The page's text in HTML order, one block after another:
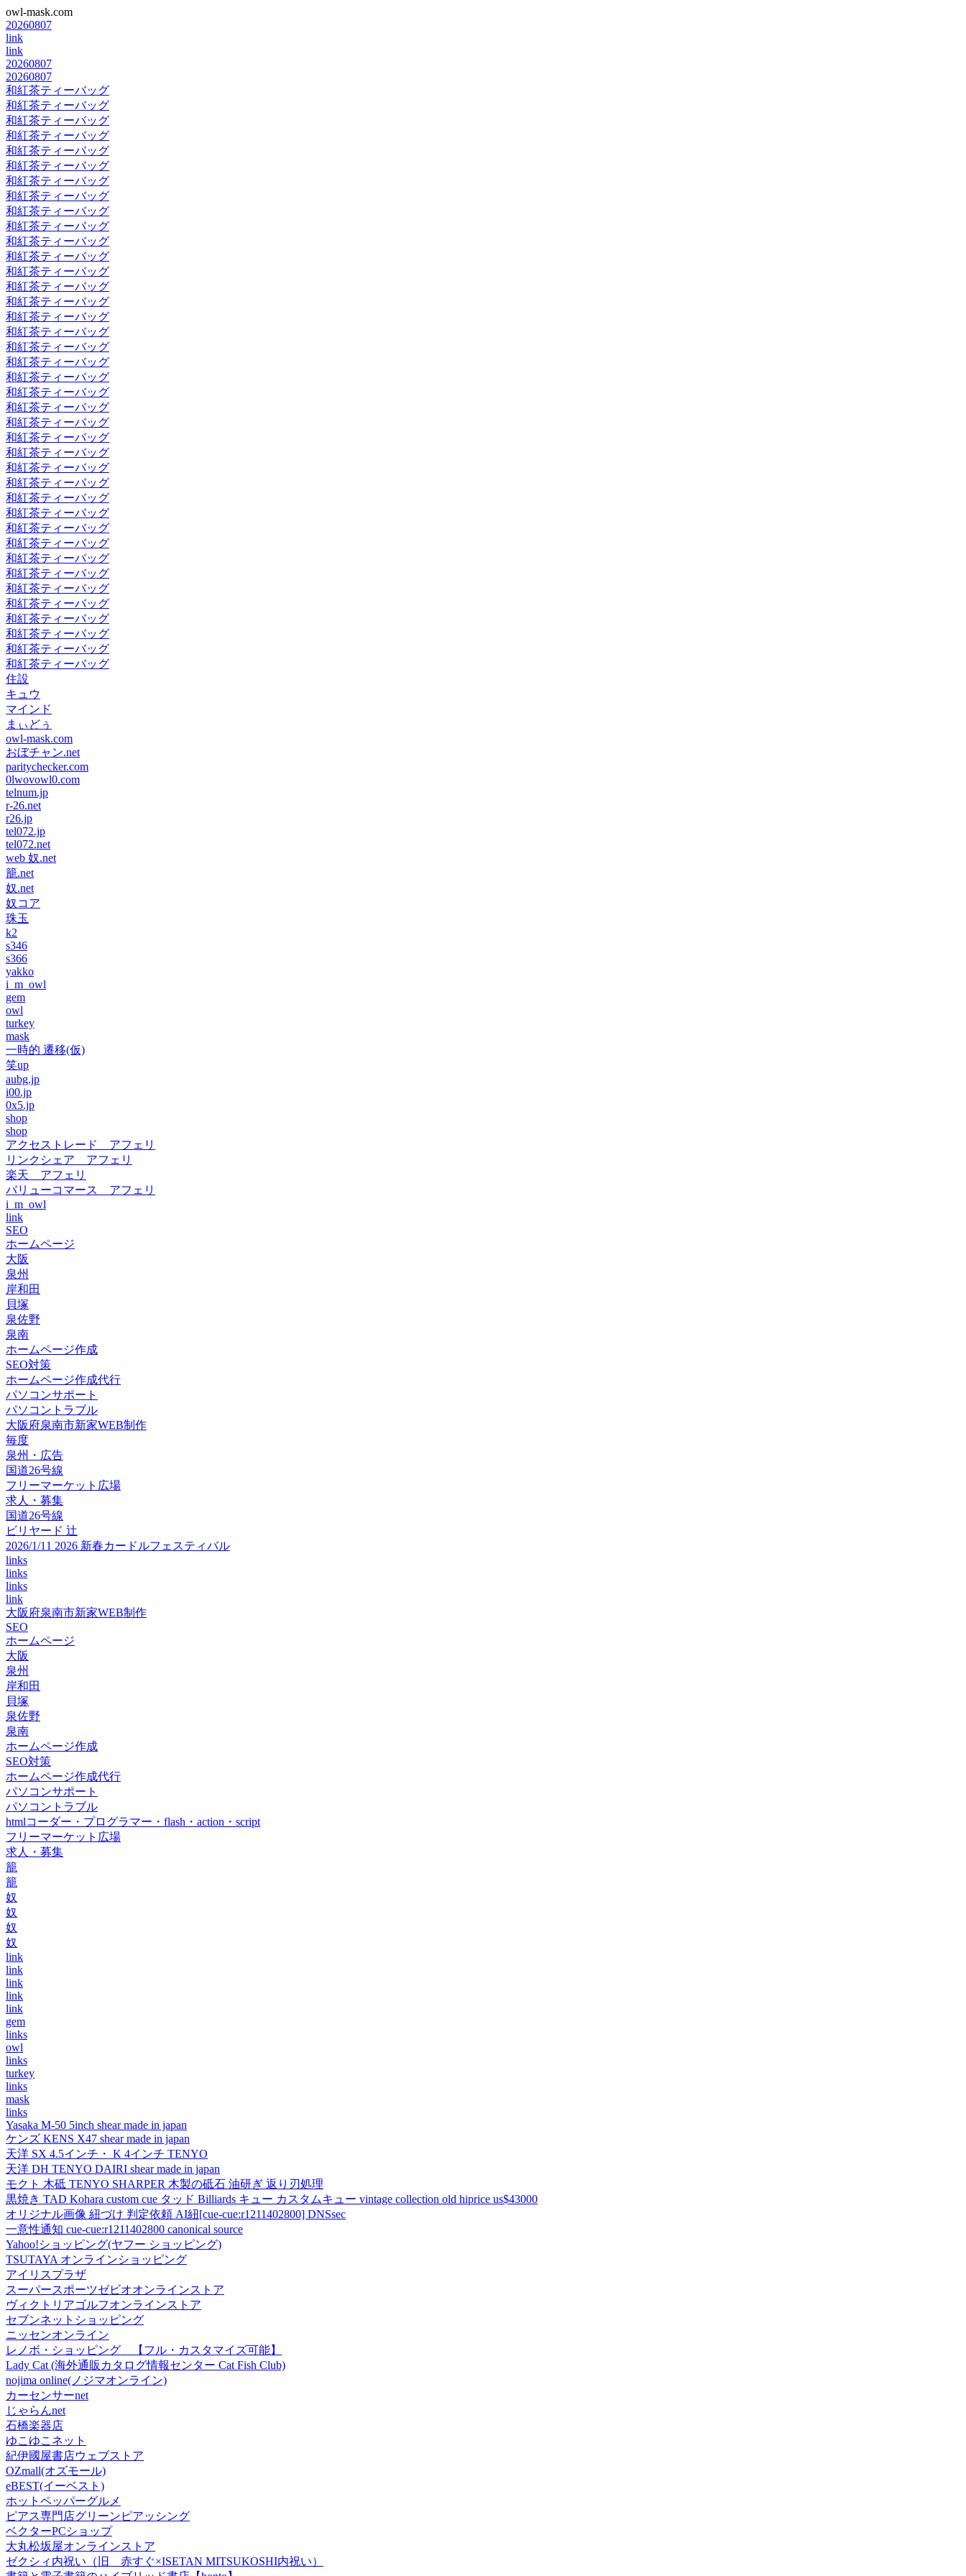
owl-mask.com
20260807
link
link
20260807
20260807
和紅茶ティーバッグ
和紅茶ティーバッグ
和紅茶ティーバッグ
和紅茶ティーバッグ
和紅茶ティーバッグ
和紅茶ティーバッグ
和紅茶ティーバッグ
和紅茶ティーバッグ
和紅茶ティーバッグ
和紅茶ティーバッグ
和紅茶ティーバッグ
和紅茶ティーバッグ
和紅茶ティーバッグ
和紅茶ティーバッグ
和紅茶ティーバッグ
和紅茶ティーバッグ
和紅茶ティーバッグ
和紅茶ティーバッグ
和紅茶ティーバッグ
和紅茶ティーバッグ
和紅茶ティーバッグ
和紅茶ティーバッグ
和紅茶ティーバッグ
和紅茶ティーバッグ
和紅茶ティーバッグ
和紅茶ティーバッグ
和紅茶ティーバッグ
和紅茶ティーバッグ
和紅茶ティーバッグ
和紅茶ティーバッグ
和紅茶ティーバッグ
和紅茶ティーバッグ
和紅茶ティーバッグ
和紅茶ティーバッグ
和紅茶ティーバッグ
和紅茶ティーバッグ
和紅茶ティーバッグ
和紅茶ティーバッグ
和紅茶ティーバッグ
住設
キュウ
マインド
まぃどぅ
owl-mask.com
おぼチャン.net
paritychecker.com
0lwovowl0.com
telnum.jp
r-26.net
r26.jp
tel072.jp
tel072.net
web 奴.net
籠.net
奴.net
奴コア
珠玉
k2
s346
s366
yakko
i_m_owl
gem
owl
turkey
mask
一時的 遷移(仮)
笑up
aubg.jp
i00.jp
0x5.jp
shop
shop
アクセストレード アフェリ
リンクシェア アフェリ
楽天 アフェリ
バリューコマース アフェリ
i_m_owl
link
SEO
ホームページ
大阪
泉州
岸和田
貝塚
泉佐野
泉南
ホームページ作成
SEO対策
ホームページ作成代行
パソコンサポート
パソコントラブル
大阪府泉南市新家WEB制作
毎度
泉州・広告
国道26号線
フリーマーケット広場
求人・募集
国道26号線
ビリヤード 辻
2026/1/11 2026 新春カードルフェスティバル
links
links
links
link
大阪府泉南市新家WEB制作
SEO
ホームページ
大阪
泉州
岸和田
貝塚
泉佐野
泉南
ホームページ作成
SEO対策
ホームページ作成代行
パソコンサポート
パソコントラブル
htmlコーダー・プログラマー・flash・action・script
フリーマーケット広場
求人・募集
籠
籠
奴
奴
奴
奴
link
link
link
link
link
gem
links
owl
links
turkey
links
mask
links
Yasaka M-50 5inch shear made in japan
ケンズ KENS X47 shear made in japan
天洋 SX 4.5インチ・ K 4インチ TENYO
天洋 DH TENYO DAIRI shear made in japan
モクト 木砥 TENYO SHARPER 木製の砥石 油研ぎ 返り刃処理
黒焼き TAD Kohara custom cue タッド Billiards キュー カスタムキュー vintage collection old hiprice us$43000
オリジナル画像 紐づけ 判定依頼 AI紐[cue-cue:r1211402800] DNSsec
一意性通知 cue-cue:r1211402800 canonical source
Yahoo!ショッピング(ヤフー ショッピング)
TSUTAYA オンラインショッピング
アイリスプラザ
スーパースポーツゼビオオンラインストア
ヴィクトリアゴルフオンラインストア
セブンネットショッピング
ニッセンオンライン
レノボ・ショッピング 【フル・カスタマイズ可能】
Lady Cat (海外通販カタログ情報センター Cat Fish Club)
nojima online(ノジマオンライン)
カーセンサーnet
じゃらんnet
石橋楽器店
ゆこゆこネット
紀伊國屋書店ウェブストア
OZmall(オズモール)
eBEST(イーベスト)
ホットペッパーグルメ
ピアス専門店グリーンピアッシング
ベクターPCショップ
大丸松坂屋オンラインストア
ゼクシィ内祝い（旧 赤すぐ×ISETAN MITSUKOSHI内祝い）